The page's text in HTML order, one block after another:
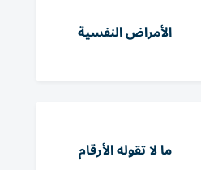
الأمراض النفسية
ما لا تقوله الأرقام